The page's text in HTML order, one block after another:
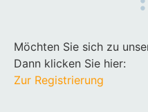
Möchten Sie sich zu
Dann klicken Sie hier:
Zur Registrierung